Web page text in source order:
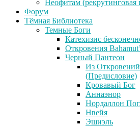
Неофитам
Форум
Тёмная Библиотека
Темные Боги
Катехизис
Откровения
Черный Пантеон
Из
(Предисловие)
Кровавый Бог
Аннаэнор
Нордаллон
Нвейя
Эшиэль